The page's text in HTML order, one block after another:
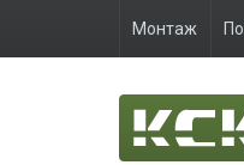
Монтаж